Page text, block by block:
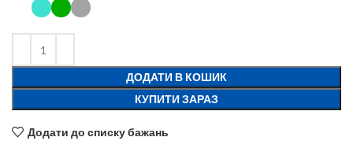
ДОДАТИ В КОШИК
КУПИТИ ЗАРАЗ
Додати до списку бажань